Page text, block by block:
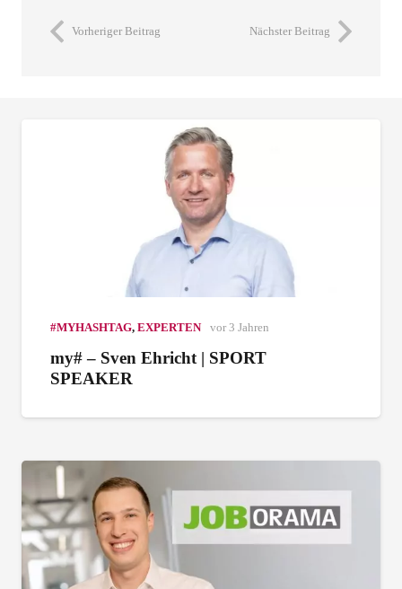
Vorheriger Beitrag Nächster Beitrag
#MYHASHTAG, EXPERTEN vor 3 Jahren
my# – Sven Ehricht | SPORT
SPEAKER